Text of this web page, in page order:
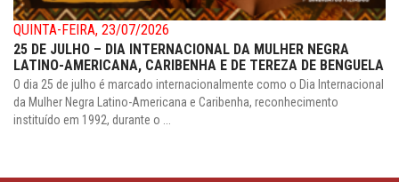
QUINTA-FEIRA, 23/07/2026
25 DE JULHO – DIA INTERNACIONAL DA MULHER NEGRA
LATINO-AMERICANA, CARIBENHA E DE TEREZA DE BENGUELA
O dia 25 de julho é marcado internacionalmente como o Dia Internacional
da Mulher Negra Latino-Americana e Caribenha, reconhecimento
instituído em 1992, durante o ...